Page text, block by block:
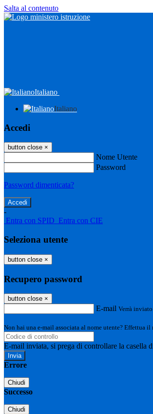
Salta al contenuto
Italiano
Italiano
Accedi
button close ×
Nome Utente
Password
Password dimenticata?
-
Entra con SPID Entra con CIE
Seleziona utente
button close ×
Recupero password
button close ×
E-mail Verrà
Non hai una e-mail associata al nome utente? Effettua il
E-mail inviata, si prega di controllare la casella
Errore
Chiudi
Successo
Chiudi